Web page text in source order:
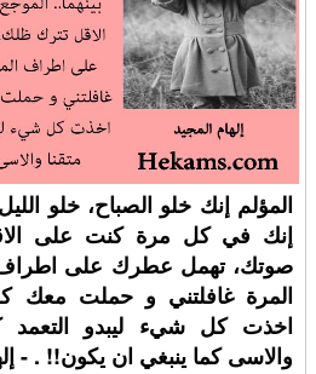
المؤلم إنك خلو الصباح، خلو
إنك في كل مرة كنت على
صوتك، تهمل عطرك على
المرة غافلتني و حملت معك
اخذت كل شيء ليبدو التعمد
والاسى كما ينبغي ان يكون!! ⁧‫. -